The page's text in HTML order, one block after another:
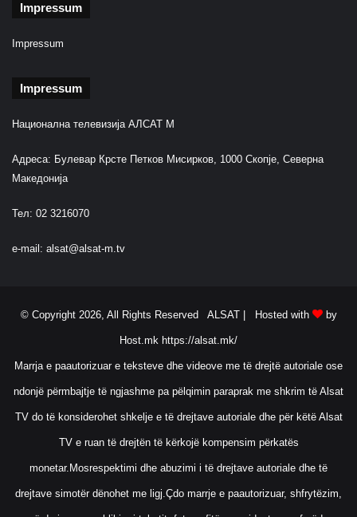
Impressum
Impressum
Impressum
Национална телевизија АЛСАТ М
Адреса: Булевар Крсте Петков Мисирков, 1000 Скопје, Северна
Македонија
Тел: 02 3216070
e-mail: alsat@alsat-m.tv
© Copyright 2026, All Rights Reserved ALSAT | Hosted with by
Host.mk https://alsat.mk/
Marrja e paautorizuar e teksteve dhe videove me të drejtë autoriale ose
ndonjë përmbajtje të ngjashme pa pëlqimin paraprak me shkrim të Alsat
TV do të konsiderohet shkelje e të drejtave autoriale dhe për këtë Alsat
TV e ruan të drejtën të kërkojë kompensim përkatës
monetar.Mosrespektimi dhe abuzimi i të drejtave autoriale dhe të
drejtave simotër dënohet me ligj.Çdo marrje e paautorizuar, shfrytëzim,